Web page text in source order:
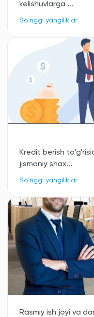
kelishuvlarga ...
So'nggi yangiliklar
Kredit berish
jismoniy shax...
So'nggi yangiliklar
Rasmiy ish joyi va